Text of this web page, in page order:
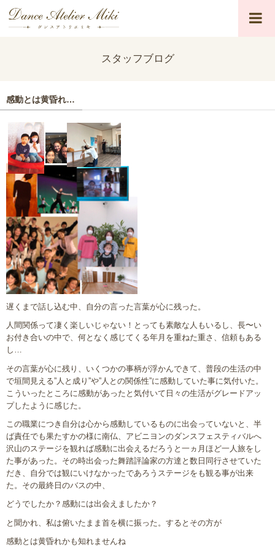
スタッフブログ
感動とは黄昏れ…
遅くまで話し込む中、自分の言った言葉が心に残った。
人間関係って凄く楽しいじゃない！とっても素敵な人もいるし、長〜い
お付き合いの中で、何となく感じてくる年月を重ねた重さ、信頼もある
し…
その言葉が心に残り、いくつかの事柄が浮かんできて、普段の生活の中
で垣間見える”人と成り”や”人との関係性”に感動していた事に気付いた。
こういったところに感動があったと気付いて日々の生活がグレードアッ
プしたように感じた。
この職業につき自分は心から感動しているものに出会っていないと、半
ば責任でも果たすかの様に南仏、アビニヨンのダンスフェスティバルへ
沢山のステージを観れば感動に出会えるだろうと一ヵ月ほど一人旅をし
た事があった。その時出会った舞踏評論家の方達と数日同行させていた
だき、自分では観にいけなかったであろうステージをも観る事が出来
た。その最終日のバスの中、
どうでしたか？感動には出会えましたか？
と聞かれ、私は俯いたまま首を横に振った。するとその方が
感動とは黄昏れかも知れませんね